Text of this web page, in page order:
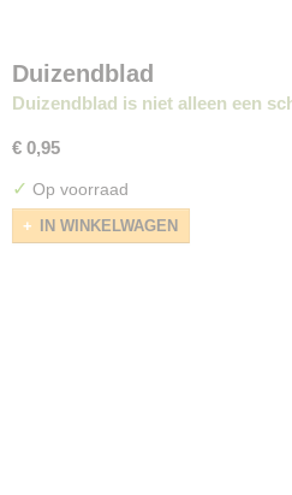
Duizendblad
Duizendblad is niet alleen een
€ 0,95
✓ Op voorraad
IN WINKELWAGEN